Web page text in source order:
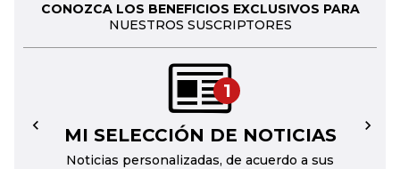
CONOZCA LOS BENEFICIOS EXCLUSIVOS PARA
NUESTROS SUSCRIPTORES
1
MI SELECCIÓN DE NOTICIAS
Noticias personalizadas, de acuerdo a sus
← →